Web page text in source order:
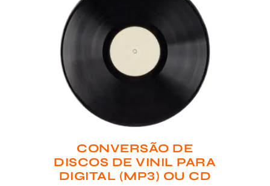
CONVERSÃO DE
DISCOS DE VINIL PARA
DIGITAL (MP3) OU CD